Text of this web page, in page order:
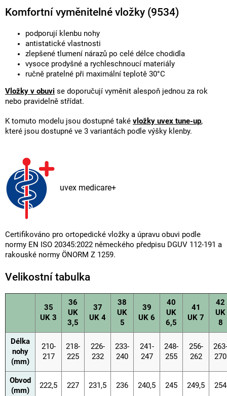
Komfortní vyměnitelné vložky (9534)
podporují klenbu nohy
antistatické vlastnosti
zlepšené tlumení nárazů po celé délce chodidla
vysoce prodyšné a rychleschnoucí materiály
ručně pratelné při maximální teplotě 30°C
Vložky v obuvi se doporučují vyměnit alespoň jednou za rok
nebo pravidelně střídat.
K tomuto modelu jsou dostupné také vložky uvex tune-up,
které jsou dostupné ve 3 variantách podle výšky klenby.
uvex medicare+
Certifikováno pro ortopedické vložky a úpravu obuvi podle
normy EN ISO 20345:2022 německého předpisu DGUV 112-191 a
rakouské normy ÖNORM Z 1259.
Velikostní tabulka
35
UK 3
36
UK
3,5
37
UK 4
38
UK
5
39
UK 6
40
UK
6,5
41
UK 7
42
UK
8
Délka
nohy
(mm)
210-
217
218-
225
226-
232
233-
240
241-
247
248-
255
256-
262
263-
270
Obvod
(mm)
222,5 227 231,5 236 240,5 245 249,5 254